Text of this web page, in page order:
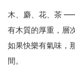
木、麝、花、茶
有木質的厚重，層
如果快樂有氣味，
間。